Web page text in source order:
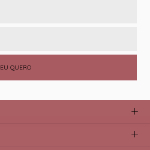
EU QUERO